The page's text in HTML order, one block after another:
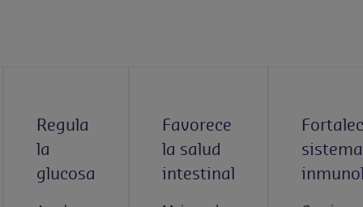
Regula
la
glucosa
Favorece
la salud
intestinal
sistema